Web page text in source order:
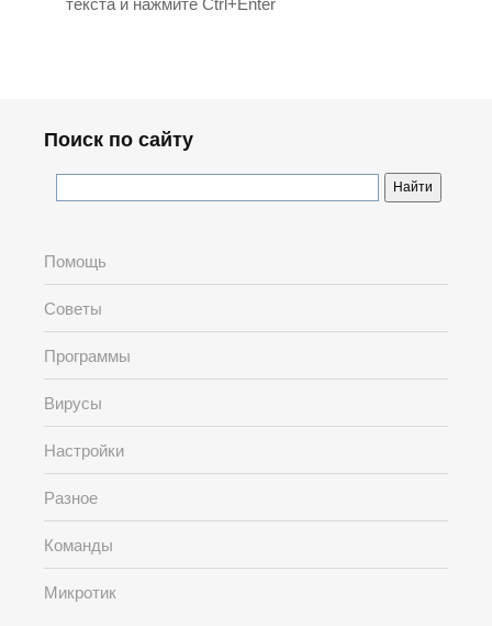
текста и нажмите Ctrl+Enter
Поиск по сайту
Помощь
Советы
Программы
Вирусы
Настройки
Разное
Команды
Микротик